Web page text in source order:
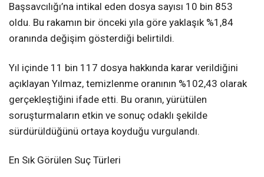
Başsavcılığı’na intikal eden dosya sayısı 10 bin 853
oldu. Bu rakamın bir önceki yıla göre yaklaşık %1,84
oranında değişim gösterdiği belirtildi.
Yıl içinde 11 bin 117 dosya hakkında karar verildiğini
açıklayan Yılmaz, temizlenme oranının %102,43 olarak
gerçekleştiğini ifade etti. Bu oranın, yürütülen
soruşturmaların etkin ve sonuç odaklı şekilde
sürdürüldüğünü ortaya koyduğu vurgulandı.
En Sık Görülen Suç Türleri